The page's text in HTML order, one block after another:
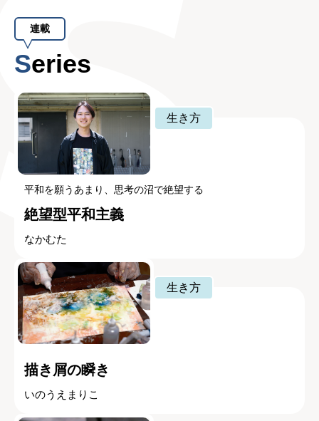
連載
Series
生き方
平和を願うあまり、思考の沼で絶望する
絶望型平和主義
なかむた
生き方
描き屑の瞬き
いのうえまりこ